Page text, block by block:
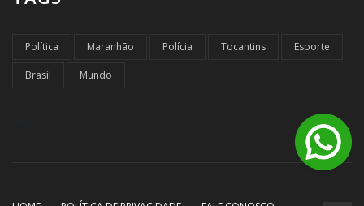
Política Maranhão Polícia Tocantins Esporte
Brasil Mundo